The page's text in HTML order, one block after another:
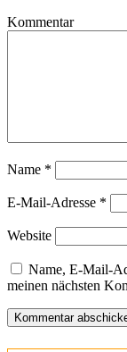
Kommentar
Name *
E-Mail-Adresse *
Website
Name, E-Mail-
meinen nächsten